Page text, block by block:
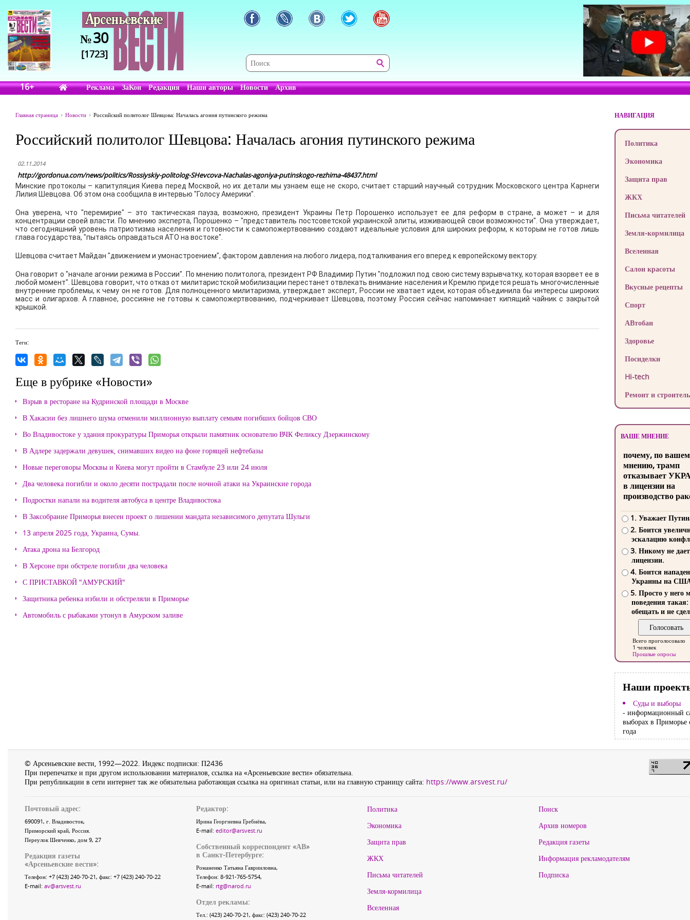
№30
[1723]
16+ Реклама ЗаКон Редакция Наши авторы Новости Архив
Главная страница Новости Российский политолог Шевцова: Началась агония путинского режима
Российский политолог Шевцова: Началась агония путинского режима
02.11.2014
http://gordonua.com/news/politics/Rossiyskiy-politolog-SHevcova-Nachalas-agoniya-putinskogo-rezhima-48437.html
Минские протоколы – капитуляция Киева перед Москвой, но их детали мы узнаем еще не скоро, считает старший научный сотрудник Московского центра Карнеги
Лилия Шевцова. Об этом она сообщила в интервью "Голосу Америки".
Она уверена, что "перемирие" – это тактическая пауза, возможно, президент Украины Петр Порошенко использует ее для реформ в стране, а может – и для
концентрации своей власти. По мнению эксперта, Порошенко – "представитель постсоветской украинской элиты, изживающей свои возможности". Она утверждает,
что сегодняшний уровень патриотизма населения и готовности к самопожертвованию создают идеальные условия для широких реформ, к которым не готов лишь
глава государства, "пытаясь оправдаться АТО на востоке".
Шевцова считает Майдан "движением и умонастроением", фактором давления на любого лидера, подталкивания его вперед к европейскому вектору.
Она говорит о "начале агонии режима в России". По мнению политолога, президент РФ Владимир Путин "подложил под свою систему взрывчатку, которая взорвет ее в
любой момент". Шевцова говорит, что отказ от милитаристской мобилизации перестанет отвлекать внимание населения и Кремлю придется решать многочисленные
внутренние проблемы, к чему он не готов. Для полноценного милитаризма, утверждает эксперт, России не хватает идеи, которая объединила бы интересы широких
масс и олигархов. А главное, россияне не готовы к самопожертвованию, подчеркивает Шевцова, поэтому Россия сейчас напоминает кипящий чайник с закрытой
крышкой.
Теги:
Еще в рубрике «Новости»
Взрыв в ресторане на Кудринской площади в Москве
В Хакасии без лишнего шума отменили миллионную выплату семьям погибших бойцов СВО
Во Владивостоке у здания прокуратуры Приморья открыли памятник основателю ВЧК Феликсу Дзержинскому
В Адлере задержали девушек, снимавших видео на фоне горящей нефтебазы
Новые переговоры Москвы и Киева могут пройти в Стамбуле 23 или 24 июля
Два человека погибли и около десяти пострадали после ночной атаки на Украинские города
Подростки напали на водителя автобуса в центре Владивостока
В Заксобрание Приморья внесен проект о лишении мандата независимого депутата Шульги
13 апреля 2025 года, Украина, Сумы.
Атака дрона на Белгород
В Херсоне при обстреле погибли два человека
С ПРИСТАВКОЙ "АМУРСКИЙ"
Защитника ребенка избили и обстреляли в Приморье
Автомобиль с рыбаками утонул в Амурском заливе
НАВИГАЦИЯ
Политика
Экономика
Защита прав
ЖКХ
Письма читателей
Земля-кормилица
Вселенная
Салон красоты
Вкусные рецепты
Спорт
АВтобан
Здоровье
Посиделки
Hi-tech
Ремонт и
ВАШЕ МНЕНИЕ
почему, по
мнению, трамп
отказывает
в лицензии на
производство
1. Уважает
2. Боится
эскалацию
3. Никому не
лицензии.
4. Боится
Украины на
5. Просто у него
поведения такая:
обещать и не
Всего проголосовало
1 человек
Прошлые опросы
Наши
Суды и выборы
- информационный
выборах в Приморье
года
© Арсеньевские вести, 1992—2022. Индекс подписки: П2436
При перепечатке и при другом использовании материалов, ссылка на «Арсеньевские вести» обязательна.
При републикации в сети интернет так же обязательна работающая ссылка на оригинал статьи, или на главную страницу сайта: https://www.arsvest.ru/
Почтовый адрес:
690091, г. Владивосток,
Приморский край, Россия.
Переулок Шевченко, дом 9, 27
Редакция газеты
«Арсеньевские вести»:
Телефон: +7 (423) 240-70-21, факс: +7 (423) 240-70-22
E-mail: av@arsvest.ru
Редактор:
Ирина Георгиевна Гребнёва,
E-mail: editor@arsvest.ru
Собственный корреспондент «АВ»
в Санкт-Петербурге:
Романенко Татьяна Гаврииловна,
Телефон: 8-921-765-5754,
E-mail: rtg@narod.ru
Отдел рекламы:
Тел.: (423) 240-70-21, факс: (423) 240-70-22
Политика
Экономика
Защита прав
ЖКХ
Письма читателей
Земля-кормилица
Вселенная
Поиск
Архив номеров
Редакция газеты
Информация рекламодателям
Подписка